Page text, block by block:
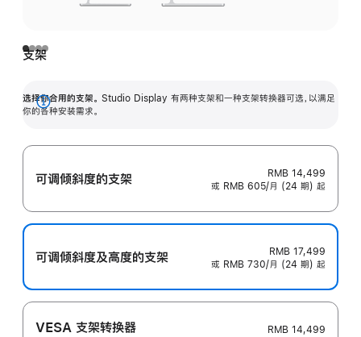
支架
选择你合用的支架。 Studio Display 有两种支架和一种支架转换器可选，以满足
你的各种安装需求。
展
可调倾斜度的支架
RMB 14,499
或 RMB 605/月 (24 期) 起
可调倾斜度及高‍度的支‍架
RMB 17,499
或 RMB 730/月 (24 期) 起
VESA 支架转换器
RMB 14,499